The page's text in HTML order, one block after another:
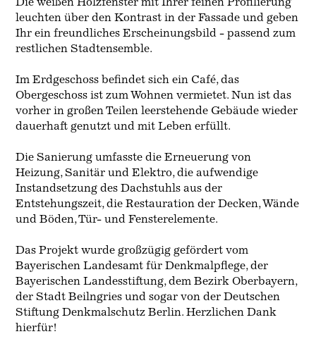
Die weißen Holzfenster mit Ihrer feinen Profilierung
leuchten über den Kontrast in der Fassade und geben
Ihr ein freundliches Erscheinungsbild - passend zum
restlichen Stadtensemble.
Im Erdgeschoss befindet sich ein Café, das
Obergeschoss ist zum Wohnen vermietet. Nun ist das
vorher in großen Teilen leerstehende Gebäude wieder
dauerhaft genutzt und mit Leben erfüllt.
Die Sanierung umfasste die Erneuerung von
Heizung, Sanitär und Elektro, die aufwendige
Instandsetzung des Dachstuhls aus der
Entstehungszeit, die Restauration der Decken, Wände
und Böden, Tür- und Fensterelemente.
Das Projekt wurde großzügig gefördert vom
Bayerischen Landesamt für Denkmalpflege, der
Bayerischen Landesstiftung, dem Bezirk Oberbayern,
der Stadt Beilngries und sogar von der Deutschen
Stiftung Denkmalschutz Berlin. Herzlichen Dank
hierfür!